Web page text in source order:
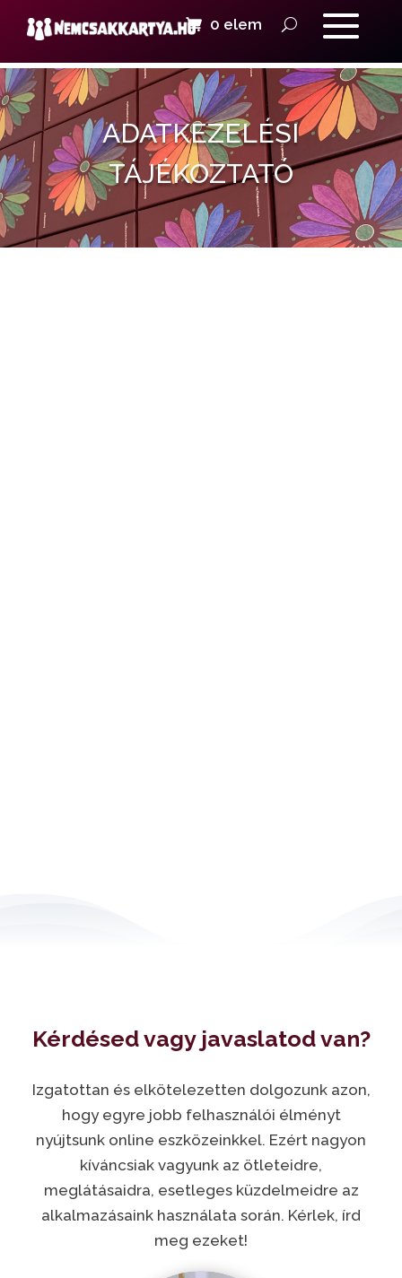
0 elem
ADATKEZELÉSI
TÁJÉKOZTATÓ
Kérdésed vagy javaslatod van?
Izgatottan és elkötelezetten dolgozunk azon,
hogy egyre jobb felhasználói élményt
nyújtsunk online eszközeinkkel. Ezért nagyon
kíváncsiak vagyunk az ötleteidre,
meglátásaidra, esetleges küzdelmeidre az
alkalmazásaink használata során. Kérlek, írd
meg ezeket!